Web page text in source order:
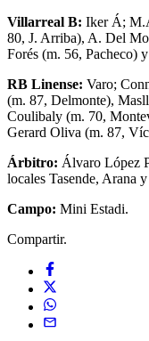
Villarreal B: Iker Á;
80, J. Arriba), A. Del
Forés (m. 56, Pacheco)
RB Linense: Varo;
(m. 87, Delmonte),
Coulibaly (m. 70,
Gerard Oliva (m. 87,
Árbitro: Álvaro López
locales Tasende, Arana
Campo: Mini Estadi.
Compartir.